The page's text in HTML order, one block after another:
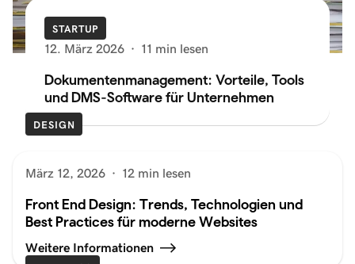
STARTUP
12. März 2026 · 11 min lesen
Dokumentenmanagement: Vorteile, Tools
und DMS-Software für Unternehmen
DESIGN
März 12, 2026 · 12 min lesen
Front End Design: Trends, Technologien und
Best Practices für moderne Websites
Weitere Informationen